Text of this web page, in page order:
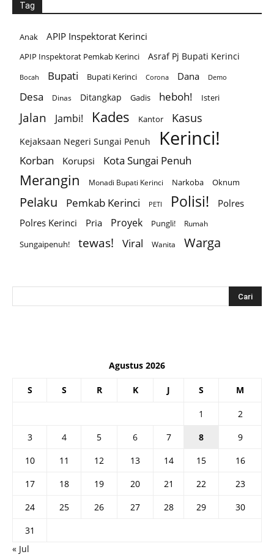
Tag
Anak APIP Inspektorat Kerinci
APIP Inspektorat Pemkab Kerinci Asraf Pj Bupati Kerinci
Bocah Bupati Bupati Kerinci Corona Dana Demo
Desa Dinas Ditangkap Gadis heboh! Isteri
Jalan Jambi! Kades Kantor Kasus
Kejaksaan Negeri Sungai Penuh Kerinci!
Korban Korupsi Kota Sungai Penuh
Merangin Monadi Bupati Kerinci Narkoba Oknum
Pelaku Pemkab Kerinci PETI Polisi!
Polres
Polres Kerinci
Pria Proyek Pungli! Rumah
Sungaipenuh! tewas! Viral Wanita Warga
Agustus 2026
S S R K J S M
1
2
3
4 5 6 7 8
9
10
11 12 13 14 15
16
17
18 19 20 21 22
23
24
25 26 27 28 29
30
31
« Jul